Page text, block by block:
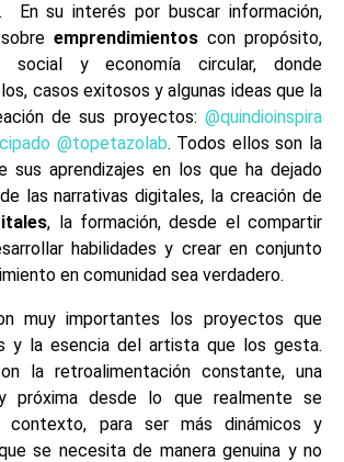
En su interés por buscar información,
emprendimientoscon propósito,
social y economía circular, donde
casos exitosos y algunas ideas que la
de sus proyectos: @quindioinspira
@topetazolab. Todos ellos son la
sus aprendizajes en los que ha dejado
las narrativas digitales, la creación de
, la formación, desde el compartir
habilidades y crear en conjunto
en comunidad sea verdadero.
muy importantes los proyectos que
y la esencia del artista que los gesta.
la retroalimentación constante, una
próxima desde lo que realmente se
para ser más dinámicos y
se necesita de manera genuina y no